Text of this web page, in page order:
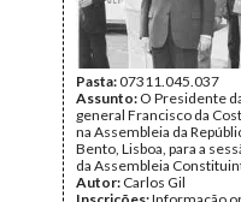
Pasta:07311.045.037
Assunto: O Presidente
general Francisco da
na Assembleia da
Bento, Lisboa, para a
da Assembleia
Autor: Carlos Gil